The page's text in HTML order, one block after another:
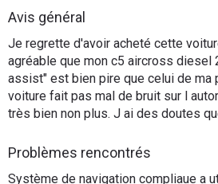
Moto
Marques
Avis général
Je regrette d'avoir acheté cette
agréable que mon c5 aircross diesel
assist" est bien pire que celui de ma
voiture fait pas mal de bruit sur l
très bien non plus. J ai des doutes
Problèmes rencontrés
Système de navigation compliaue a